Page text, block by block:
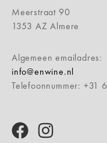
Meerstraat 90
1353 AZ Almere
Algemeen emailadres:
info@enwine.nl
Telefoonnummer: +31 6